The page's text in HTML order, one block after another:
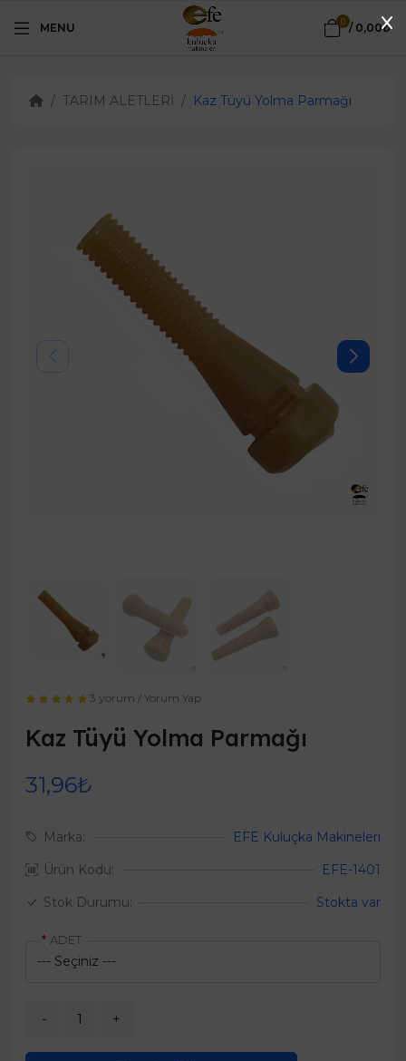
MENU 0 / 0,00₺
TARIM ALETLERİ Kaz Tüyü Yolma Parmağı
3 yorum /Yorum Yap
Kaz Tüyü Yolma Parmağı
31,96₺
Marka:
EFE Kuluçka Makineleri
Ürün Kodu:
EFE-1401
Stok Durumu:
Stokta var
ADET